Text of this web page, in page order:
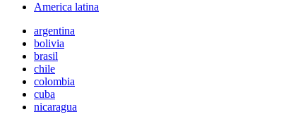
America latina
argentina
bolivia
brasil
chile
colombia
cuba
nicaragua